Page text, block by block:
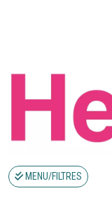
MENU/FILTRES